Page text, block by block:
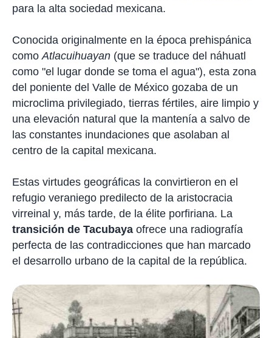
para la alta sociedad mexicana.
Conocida originalmente en la época prehispánica
comoAtlacuihuayan (que se traduce del náhuatl
como "el lugar donde se toma el agua"), esta zona
del poniente del Valle de México gozaba de un
microclima privilegiado, tierras fértiles, aire limpio y
una elevación natural que la mantenía a salvo de
las constantes inundaciones que asolaban al
centro de la capital mexicana.
Estas virtudes geográficas la convirtieron en el
refugio veraniego predilecto de la aristocracia
virreinal y, más tarde, de la élite porfiriana. La
transición de Tacubaya ofrece una radiografía
perfecta de las contradicciones que han marcado
el desarrollo urbano de la capital de la república.